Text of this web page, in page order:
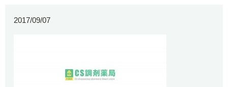
2017/09/07